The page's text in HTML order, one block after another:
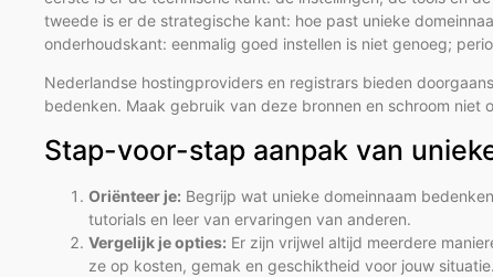
tweede is er de strategische kant: hoe past unieke
onderhoudskant: eenmalig goed instellen is niet genoeg;
Nederlandse hostingproviders en registrars bieden
bedenken. Maak gebruik van deze bronnen en schroom
Stap-voor-stap aanpak van
Oriënteer je: Begrijp wat unieke domeinnaam
tutorials en leer van ervaringen van anderen.
Vergelijk je opties: Er zijn vrijwel altijd meerdere
ze op kosten, gemak en geschiktheid voor jouw situatie.